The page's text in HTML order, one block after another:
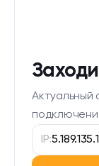
Актуальный
IP: